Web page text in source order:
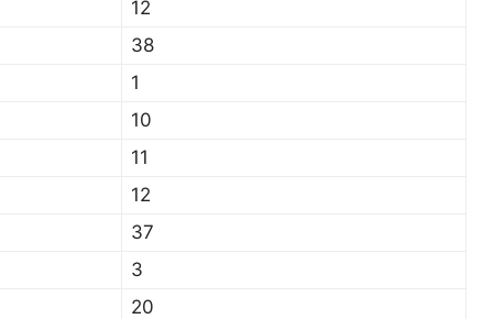
12
38
1
10
11
12
37
3
20